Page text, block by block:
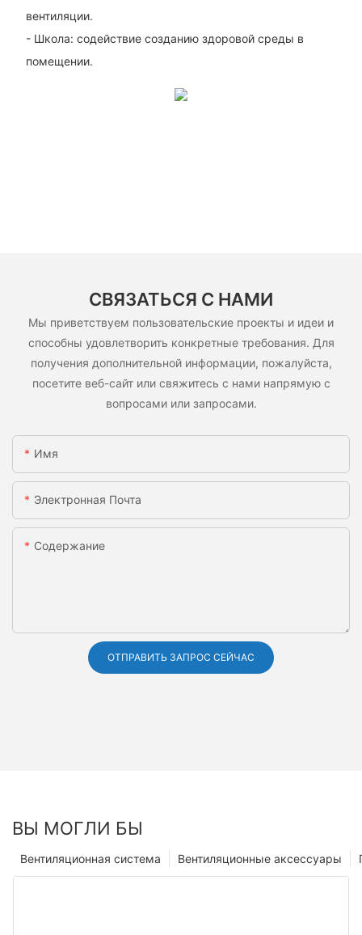
вентиляции.
- Школа: содействие созданию здоровой среды в
помещении.
СВЯЗАТЬСЯ С НАМИ
Мы приветствуем пользовательские проекты и идеи и
способны удовлетворить конкретные требования. Для
получения дополнительной информации, пожалуйста,
посетите веб-сайт или свяжитесь с нами напрямую с
вопросами или запросами.
Имя
Электронная Почта
Содержание
ОТПРАВИТЬ ЗАПРОС СЕЙЧАС
ВЫ МОГЛИ БЫ
Вентиляционные аксессуары
Вентиляционная система